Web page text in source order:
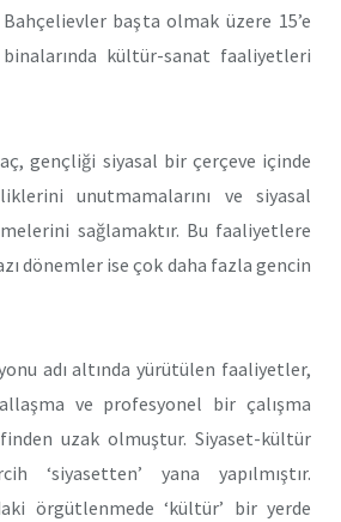
Bahçelievler başta olmak üzere 15’e
kültür-sanat faaliyetleri
gençliği siyasal bir çerçeve içinde
unutmamalarını ve siyasal
sağlamaktır. Bu faaliyetlere
dönemler ise çok daha fazla gencin
adı altında yürütülen faaliyetler,
ve profesyonel bir çalışma
uzak olmuştur. Siyaset-kültür
‘siyasetten’ yana yapılmıştır.
örgütlenmede ‘kültür’ bir yerde